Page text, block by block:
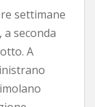
settimane
seconda
A